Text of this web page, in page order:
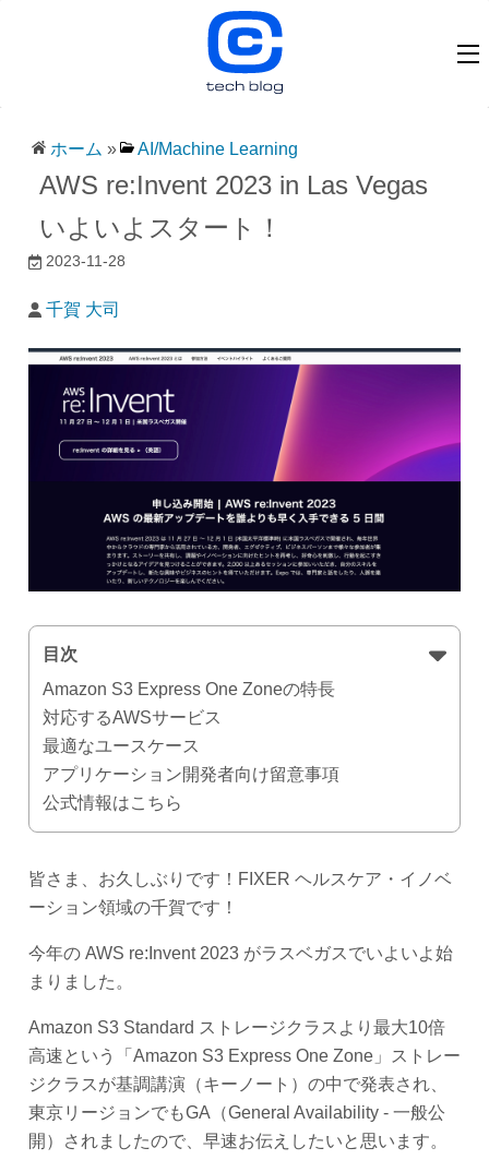
ホーム » AI/Machine Learning
AWS re:Invent 2023 in Las Vegas
いよいよスタート！
2023-11-28
千賀 大司
目次
Amazon S3 Express One Zoneの特長
対応するAWSサービス
最適なユースケース
アプリケーション開発者向け留意事項
公式情報はこちら
皆さま、お久しぶりです！FIXER ヘルスケア・イノベ
ーション領域の千賀です！
今年の AWS re:Invent 2023 がラスベガスでいよいよ始
まりました。
Amazon S3 Standard ストレージクラスより最大10倍
高速という「Amazon S3 Express One Zone」ストレー
ジクラスが基調講演（キーノート）の中で発表され、
東京リージョンでもGA（General Availability - 一般公
開）されましたので、早速お伝えしたいと思います。